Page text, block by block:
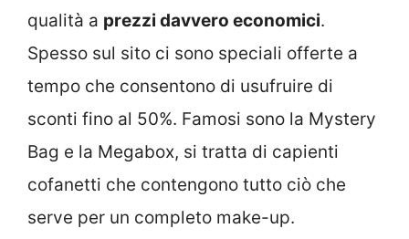
qualità a prezzi davvero economici.
Spesso sul sito ci sono speciali offerte a
tempo che consentono di usufruire di
sconti fino al 50%. Famosi sono la Mystery
Bag e la Megabox, si tratta di capienti
cofanetti che contengono tutto ciò che
serve per un completo make-up.